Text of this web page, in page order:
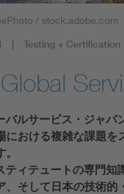
/ stock.adobe.com
Testing + Certification
バルサービス・ジャパ
における複雑な課題
ティテュートの専門知
、そして日本の技術的